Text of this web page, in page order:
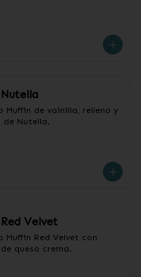
Muffin de vainilla, relleno y
de Nutella.
Velvet
Muffin Red Velvet con
queso crema.